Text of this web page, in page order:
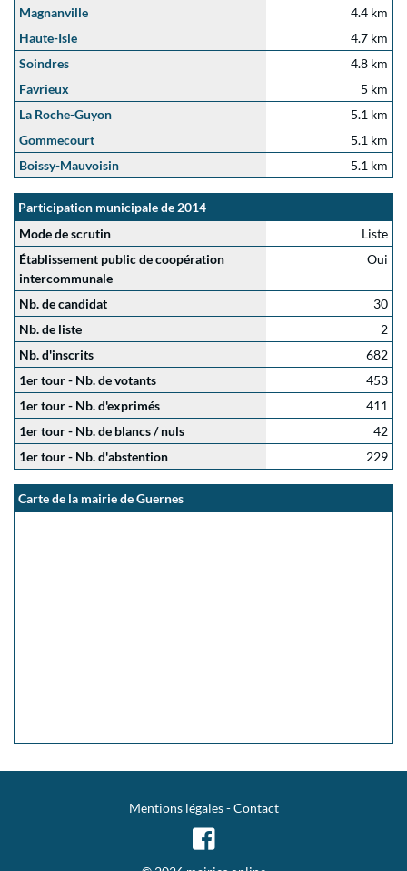
Magnanville
4.4 km
Haute-Isle
4.7 km
Soindres
4.8 km
Favrieux
5 km
La Roche-Guyon
5.1 km
Gommecourt
5.1 km
Boissy-Mauvoisin
5.1 km
Participation municipale de 2014
Mode de scrutin
Liste
Établissement public de coopération
intercommunale
Oui
Nb. de candidat
30
Nb. de liste
2
Nb. d'inscrits
682
1er tour - Nb. de votants
453
1er tour - Nb. d'exprimés
411
1er tour - Nb. de blancs / nuls
42
1er tour - Nb. d'abstention
229
Carte de la mairie de Guernes
Mentions légales-Contact